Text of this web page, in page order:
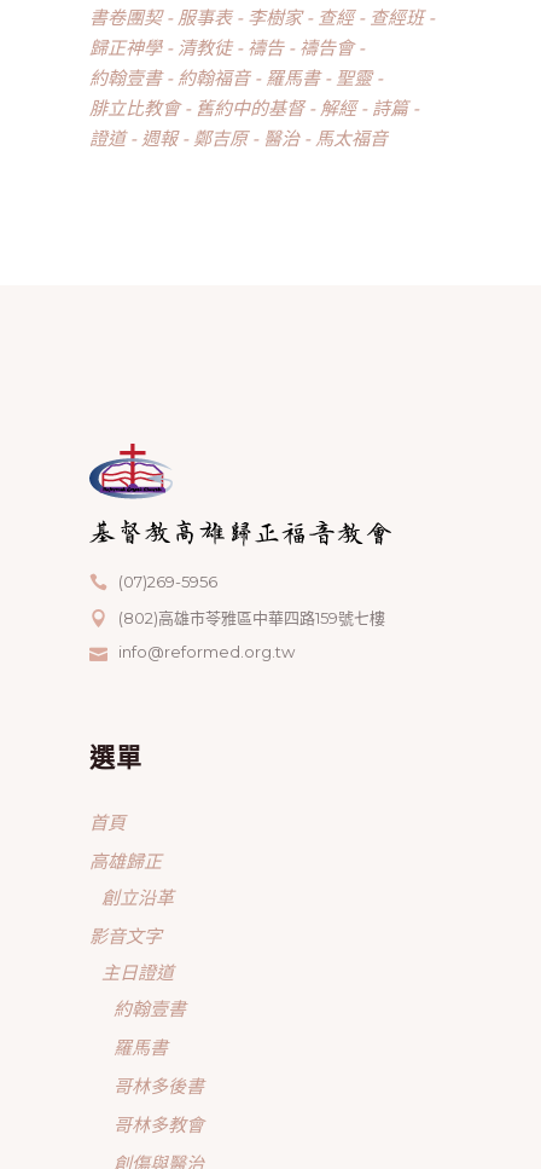
書卷團契
服事表 李樹家 查經
查經班
歸正神學
清教徒 禱告
禱告會
約翰壹書
約翰福音 羅馬書
聖靈
腓立比教會
舊約中的基督 解經
詩篇
證道
週報 鄭吉原 醫治 馬太福音
(07)269-5956
(802)高雄市苓雅區中華四路159號七樓
info@reformed.org.tw
選單
首頁
高雄歸正
創立沿革
影音文字
主日證道
約翰壹書
羅馬書
哥林多後書
哥林多教會
創傷與醫治